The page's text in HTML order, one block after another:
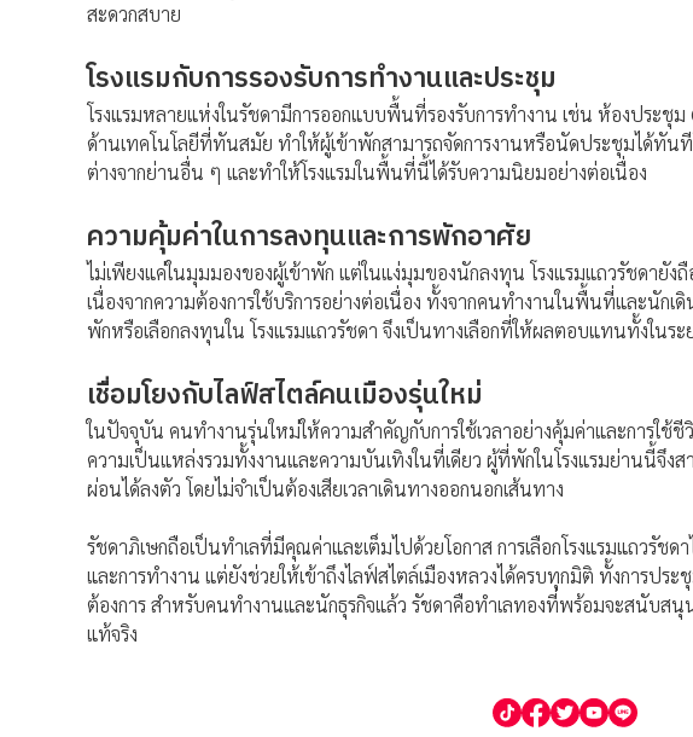
สะดวกสบาย
โรงแรมกับการรองรับการทำงานและประชุม
โรงแรมหลายแห่งในรัชดามีการออกแบบพื้นที่รองรับการทำงาน เช่น ห้องประชุม
ด้านเทคโนโลยีที่ทันสมัย ทำให้ผู้เข้าพักสามารถจัดการงานหรือนัดประชุมได้ทัน
ต่างจากย่านอื่น ๆ และทำให้โรงแรมในพื้นที่นี้ได้รับความนิยมอย่างต่อเนื่อง
ความคุ้มค่าในการลงทุนและการพักอาศัย
ไม่เพียงแค่ในมุมมองของผู้เข้าพัก แต่ในแง่มุมของนักลงทุน โรงแรมแถวรัชดายั
เนื่องจากความต้องการใช้บริการอย่างต่อเนื่อง ทั้งจากคนทำงานในพื้นที่และนักเ
พักหรือเลือกลงทุนใน โรงแรมแถวรัชดา จึงเป็นทางเลือกที่ให้ผลตอบแทนทั้งในระ
เชื่อมโยงกับไลฟ์สไตล์คนเมืองรุ่นใหม่
ในปัจจุบัน คนทำงานรุ่นใหม่ให้ความสำคัญกับการใช้เวลาอย่างคุ้มค่าและการใ
ความเป็นแหล่งรวมทั้งงานและความบันเทิงในที่เดียว ผู้ที่พักในโรงแรมย่านนี้จึง
ผ่อนได้ลงตัว โดยไม่จำเป็นต้องเสียเวลาเดินทางออกนอกเส้นทาง
รัชดาภิเษกถือเป็นทำเลที่มีคุณค่าและเต็มไปด้วยโอกาส การเลือกโรงแรมแถวรัชด
และการทำงาน แต่ยังช่วยให้เข้าถึงไลฟ์สไตล์เมืองหลวงได้ครบทุกมิติ ทั้งการป
ต้องการ สำหรับคนทำงานและนักธุรกิจแล้ว รัชดาคือทำเลทองที่พร้อมจะสนับสนุ
แท้จริง